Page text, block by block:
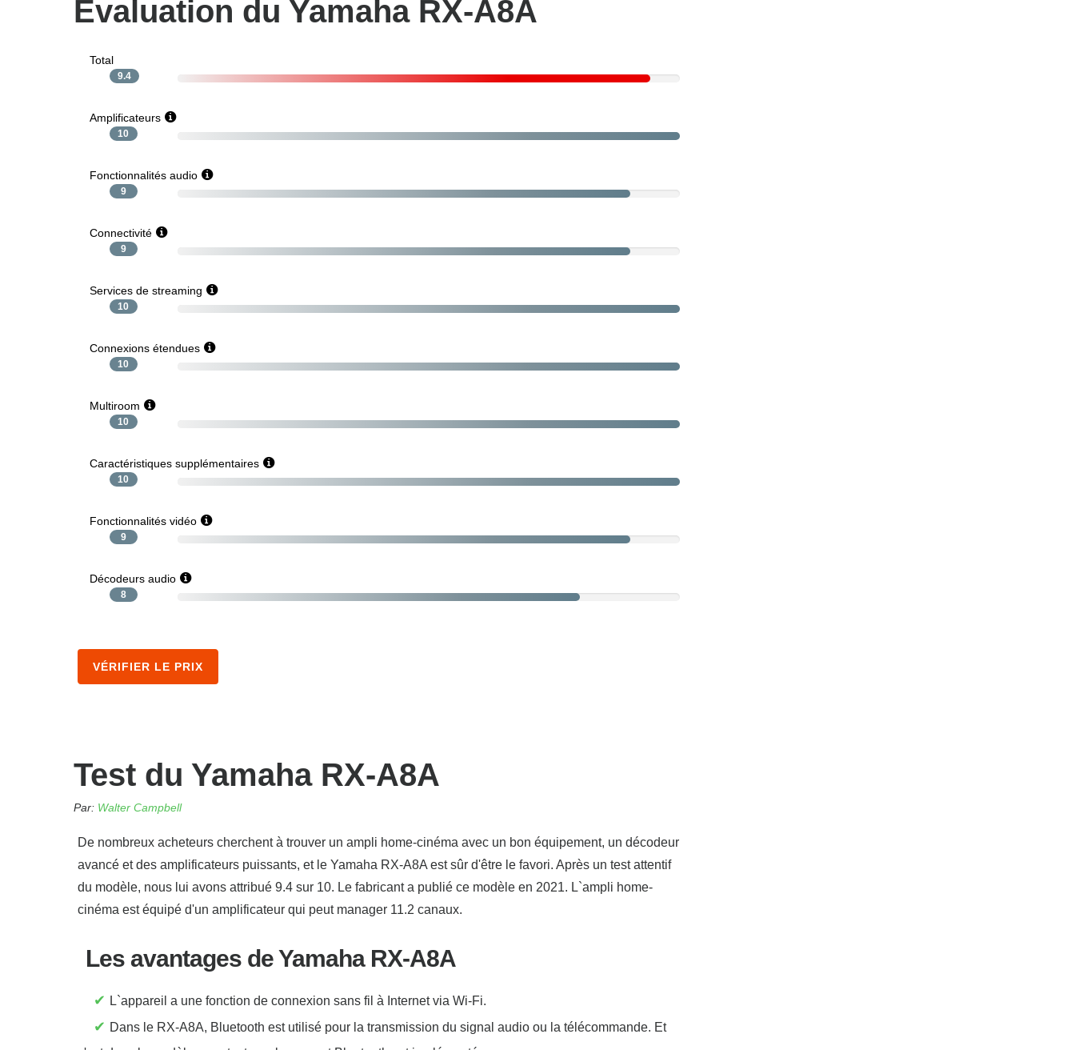
Évaluation du Yamaha RX-A8A
Total
9.4
Amplificateurs
10
Fonctionnalités audio
9
Connectivité
9
Services de streaming
10
Connexions étendues
10
Multiroom
10
Caractéristiques supplémentaires
10
Fonctionnalités vidéo
9
Décodeurs audio
8
VÉRIFIER LE PRIX
Test du Yamaha RX-A8A
Par: Walter Campbell
De nombreux acheteurs cherchent à trouver un ampli home-cinéma avec un bon équipement, un décodeur
avancé et des amplificateurs puissants, et le Yamaha RX-A8A est sûr d'être le favori. Après un test attentif
du modèle, nous lui avons attribué 9.4 sur 10. Le fabricant a publié ce modèle en 2021. L`ampli home-
cinéma est équipé d'un amplificateur qui peut manager 11.2 canaux.
Les avantages de Yamaha RX-A8A
✔ L`appareil a une fonction de connexion sans fil à Internet via Wi-Fi.
✔ Dans le RX-A8A, Bluetooth est utilisé pour la transmission du signal audio ou la télécommande. Et